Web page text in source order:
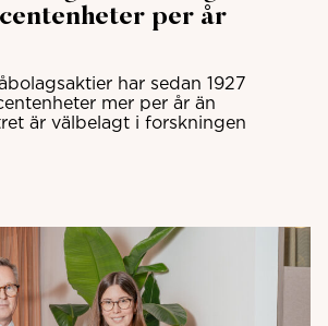
per år
har sedan 1927
mer per år än
är välbelagt i forskningen